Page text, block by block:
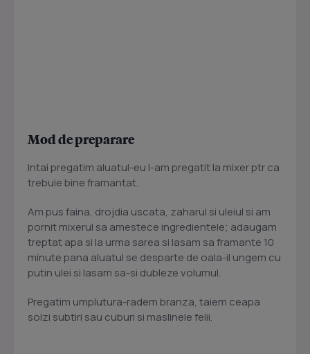
Mod de preparare
Intai pregatim aluatul-eu l-am pregatit la mixer ptr ca
trebuie bine framantat.
Am pus faina, drojdia uscata, zaharul si uleiul si am
pornit mixerul sa amestece ingredientele; adaugam
treptat apa si la urma sarea si lasam sa framante 10
minute pana aluatul se desparte de oala-il ungem cu
putin ulei si lasam sa-si dubleze volumul.
Pregatim umplutura-radem branza, taiem ceapa
solzi subtiri sau cuburi si maslinele felii.